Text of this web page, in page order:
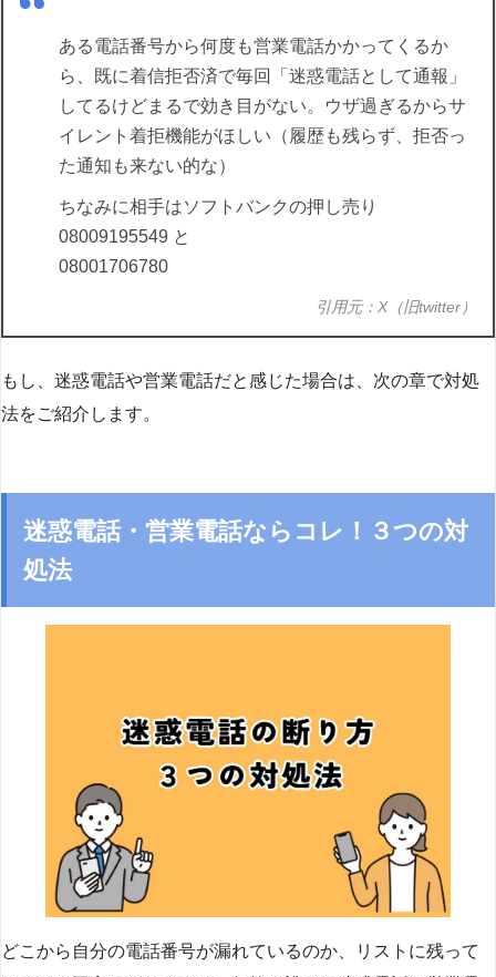
ある電話番号から何度も営業電話かかってくるか
ら、既に着信拒否済で毎回「迷惑電話として通報」
してるけどまるで効き目がない。ウザ過ぎるからサ
イレント着拒機能がほしい（履歴も残らず、拒否っ
た通知も来ない的な）
ちなみに相手はソフトバンクの押し売り
08009195549 と
08001706780
引用元：X（旧twitter）
もし、迷惑電話や営業電話だと感じた場合は、次の章で対処
法をご紹介します。
迷惑電話・営業電話ならコレ！３つの対
処法
どこから自分の電話番号が漏れているのか、リストに残って